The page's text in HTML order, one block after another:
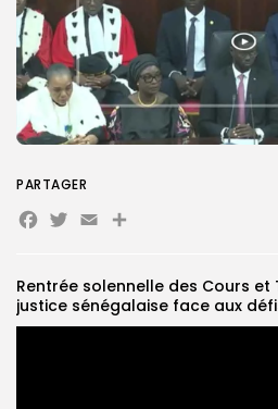
FR
Rentrée solennelle des Cours et
justice sénégalaise face aux
PARTAGER
Facebook
Twitter
EmailPartager